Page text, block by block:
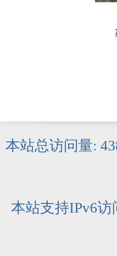
本站总访问量:
本站支持IPv6访